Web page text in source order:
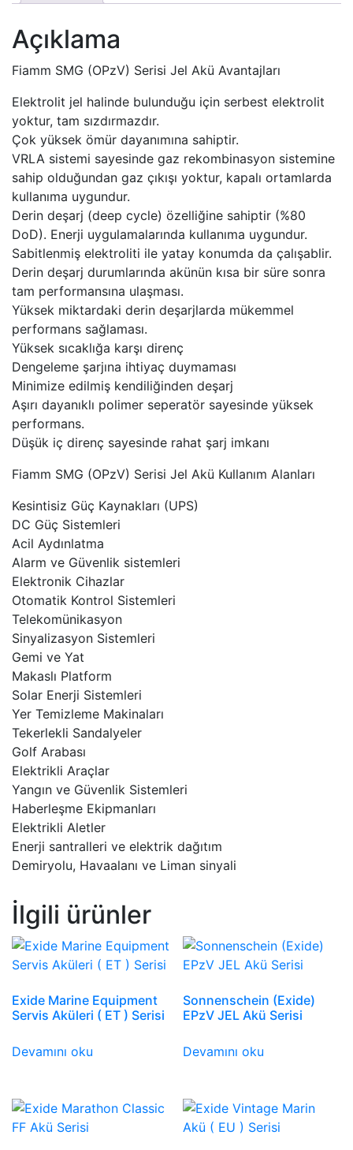
Açıklama
Fiamm SMG (OPzV) Serisi Jel Akü Avantajları
Elektrolit jel halinde bulunduğu için serbest elektrolit
yoktur, tam sızdırmazdır.
Çok yüksek ömür dayanımına sahiptir.
VRLA sistemi sayesinde gaz rekombinasyon sistemine
sahip olduğundan gaz çıkışı yoktur, kapalı ortamlarda
kullanıma uygundur.
Derin deşarj (deep cycle) özelliğine sahiptir (%80
DoD). Enerji uygulamalarında kullanıma uygundur.
Sabitlenmiş elektroliti ile yatay konumda da çalışablir.
Derin deşarj durumlarında akünün kısa bir süre sonra
tam performansına ulaşması.
Yüksek miktardaki derin deşarjlarda mükemmel
performans sağlaması.
Yüksek sıcaklığa karşı direnç
Dengeleme şarjına ihtiyaç duymaması
Minimize edilmiş kendiliğinden deşarj
Aşırı dayanıklı polimer seperatör sayesinde yüksek
performans.
Düşük iç direnç sayesinde rahat şarj imkanı
Fiamm SMG (OPzV) Serisi Jel Akü Kullanım Alanları
Kesintisiz Güç Kaynakları (UPS)
DC Güç Sistemleri
Acil Aydınlatma
Alarm ve Güvenlik sistemleri
Elektronik Cihazlar
Otomatik Kontrol Sistemleri
Telekomünikasyon
Sinyalizasyon Sistemleri
Gemi ve Yat
Makaslı Platform
Solar Enerji Sistemleri
Yer Temizleme Makinaları
Tekerlekli Sandalyeler
Golf Arabası
Elektrikli Araçlar
Yangın ve Güvenlik Sistemleri
Haberleşme Ekipmanları
Elektrikli Aletler
Enerji santralleri ve elektrik dağıtım
Demiryolu, Havaalanı ve Liman sinyali
İlgili ürünler
Exide Marine Equipment
Servis Aküleri ( ET ) Serisi
Devamını oku
Sonnenschein (Exide)
EPzV JEL Akü Serisi
Devamını oku